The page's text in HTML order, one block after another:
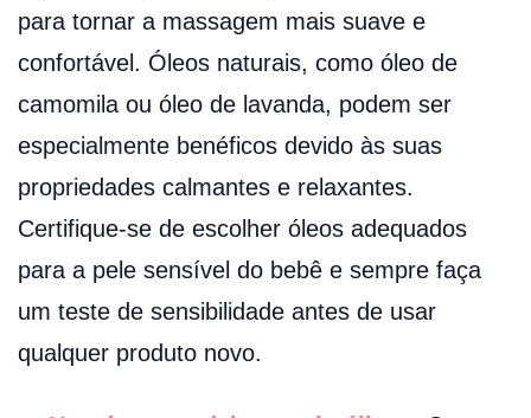
para tornar a massagem mais suave e
confortável. Óleos naturais, como óleo de
camomila ou óleo de lavanda, podem ser
especialmente benéficos devido às suas
propriedades calmantes e relaxantes.
Certifique-se de escolher óleos adequados
para a pele sensível do bebê e sempre faça
um teste de sensibilidade antes de usar
qualquer produto novo.